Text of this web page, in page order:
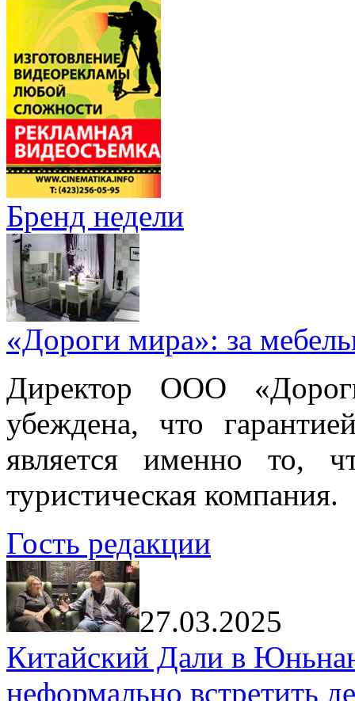
Бренд недели
«Дороги мира»: за
Директор ООО
убеждена, что
является именно то,
туристическая компания.
Гость редакции
27.03.2025
Китайский Дали в
неформально встретить